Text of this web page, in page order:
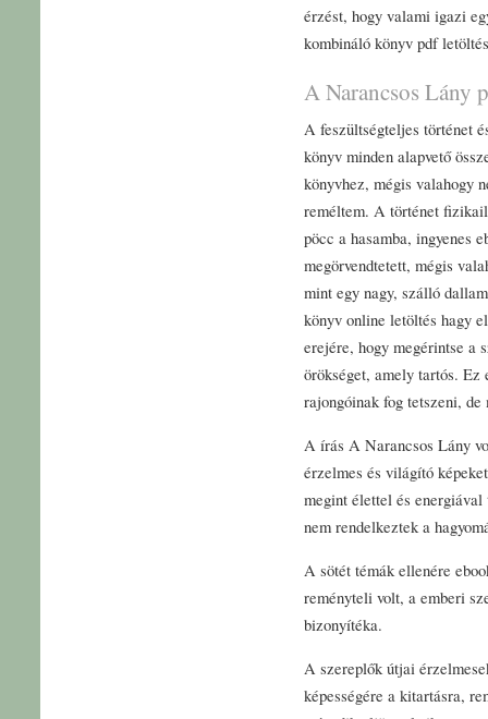
érzést, hogy valami igazi
kombináló könyv pdf
A Narancsos Lány
A feszültségteljes történet
könyv minden alapvető
könyvhez, mégis valahogy
reméltem. A történet
pöcc a hasamba, ingyenes
megörvendtetett, mégis
mint egy nagy, szálló
könyv online letöltés hagy
erejére, hogy megérintse a
örökséget, amely tartós.
rajongóinak fog tetszeni,
A írás A Narancsos Lány
érzelmes és világító
megint élettel és
nem rendelkeztek a
A sötét témák ellenére
reményteli volt, a emberi
bizonyítéka.
A szereplők útjai
képességére a kitartásra,